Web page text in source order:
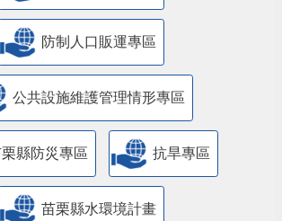
防制人口販運專區
​公共設施維護管理情形專區
縣防災專區 抗旱專區
苗栗縣水環境計畫